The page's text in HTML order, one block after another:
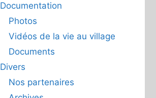
Documentation
Photos
Vidéos de la vie au village
Documents
Divers
Nos partenaires